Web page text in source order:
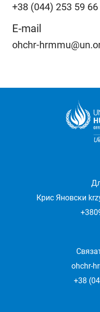
+38 (044) 253 59 66
E-mail
ohchr-
Крис Яновски
ohchr-
+38